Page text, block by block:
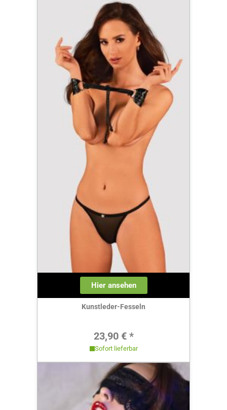
Hier ansehen
Kunstleder-Fesseln
Regulärer Preis:
23,90 € *
Sofort lieferbar